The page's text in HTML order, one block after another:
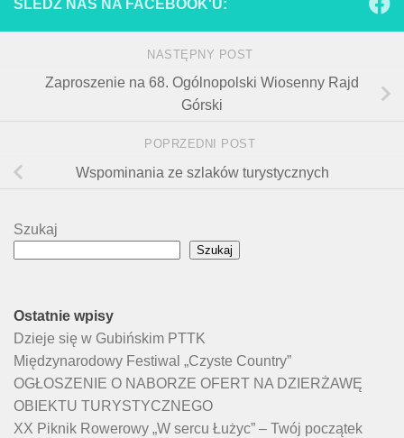
ŚLEDŹ NAS NA FACEBOOK'U:
NASTĘPNY POST
Zaproszenie na 68. Ogólnopolski Wiosenny Rajd
Górski
POPRZEDNI POST
Wspominania ze szlaków turystycznych
Szukaj
Szukaj
Ostatnie wpisy
Dzieje się w Gubińskim PTTK
Międzynarodowy Festiwal „Czyste Country”
OGŁOSZENIE O NABORZE OFERT NA DZIERŻAWĘ
OBIEKTU TURYSTYCZNEGO
XX Piknik Rowerowy „W sercu Łużyc” – Twój początek